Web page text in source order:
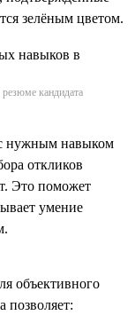
зелёным цветом.
кандидата
нужным навыком
откликов
Это поможет
умение
объективного
позволяет: